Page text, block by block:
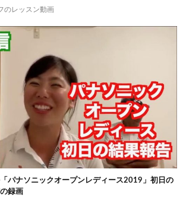
のレッスン動画
パナソニックオープンレディース2019」初日の
録画